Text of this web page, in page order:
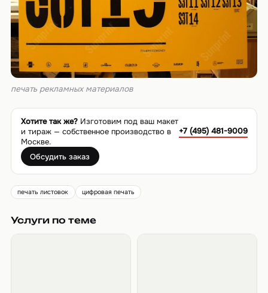
печать рекламных материалов
Хотите так же?Изготовим под ваш макет
и тираж — собственное производство в
Москве.
+7 (495) 481-9009
Обсудить заказ
печать листовок цифровая печать
Услуги по теме